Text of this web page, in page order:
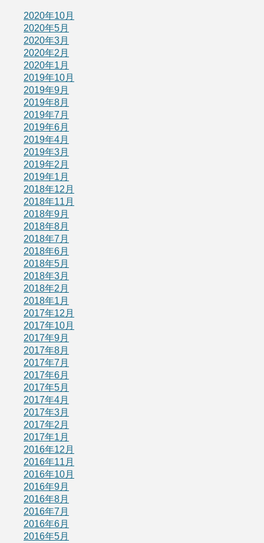
2020年10月
2020年5月
2020年3月
2020年2月
2020年1月
2019年10月
2019年9月
2019年8月
2019年7月
2019年6月
2019年4月
2019年3月
2019年2月
2019年1月
2018年12月
2018年11月
2018年9月
2018年8月
2018年7月
2018年6月
2018年5月
2018年3月
2018年2月
2018年1月
2017年12月
2017年10月
2017年9月
2017年8月
2017年7月
2017年6月
2017年5月
2017年4月
2017年3月
2017年2月
2017年1月
2016年12月
2016年11月
2016年10月
2016年9月
2016年8月
2016年7月
2016年6月
2016年5月